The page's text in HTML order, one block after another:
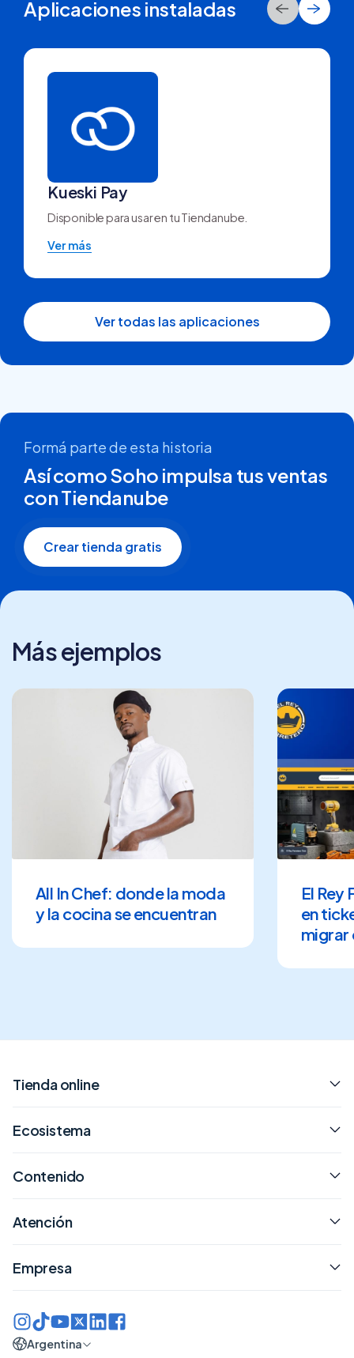
Aplicaciones instaladas
Kueski Pay
Disponible para usar en tu Tiendanube.
Ver más
Ver todas las aplicaciones
Formá parte de esta historia
Así como Soho impulsa tus ventas
con Tiendanube
Crear tienda gratis
Más ejemplos
All In Chef: donde la moda
y la cocina se encuentran
El Rey
en
migrar
Tienda online
Ecosistema
Contenido
Atención
Empresa
Argentina